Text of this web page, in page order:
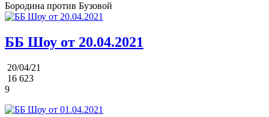
Бородина против Бузовой
ББ Шоу от 20.04.2021
20/04/21
16 623
9